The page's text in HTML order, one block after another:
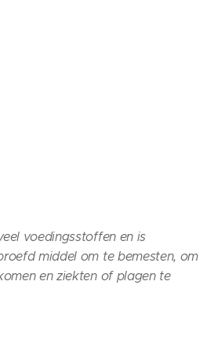
voedingsstoffen en is
middel om te bemesten, om
en ziekten of plagen te